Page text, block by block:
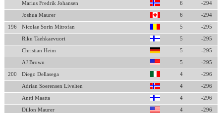
Marius Fredrik Johansen 6 -294
Joshua Maurer 6 -294
196 Nicolae Sorin Mitrofan 5 -295
Riku Taehkaevuori 5 -295
Christian Heim 5 -295
AJ Brown 5 -295
200 Diego Dellasega 4 -296
Adrian Soerensen Livelten 4 -296
Antti Maatta 4 -296
Dillon Maurer 4 -296